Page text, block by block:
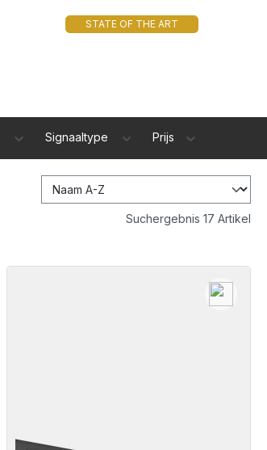
STATE OF THE ART
Signaaltype Prijs
Suchergebnis 17 Artikel